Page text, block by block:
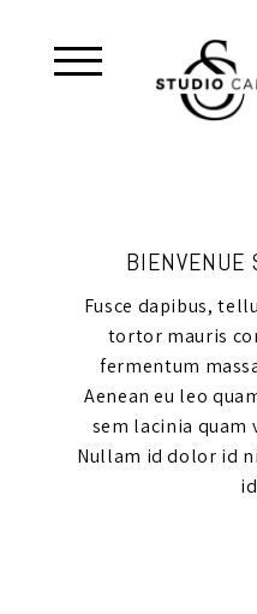
BIENVENUE
Fusce dapibus,
tortor mauris
fermentum
Aenean eu leo
sem lacinia quam
Nullam id dolor id